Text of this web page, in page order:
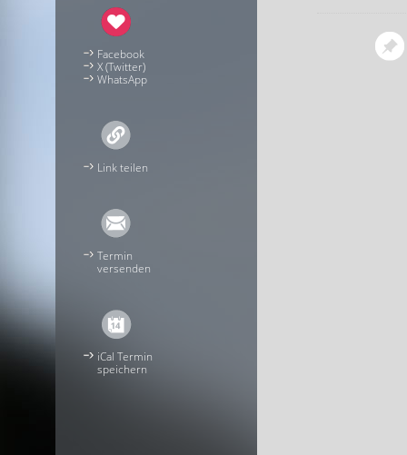
Facebook
X (Twitter)
WhatsApp
Link teilen
Termin
versenden
iCal Termin
speichern